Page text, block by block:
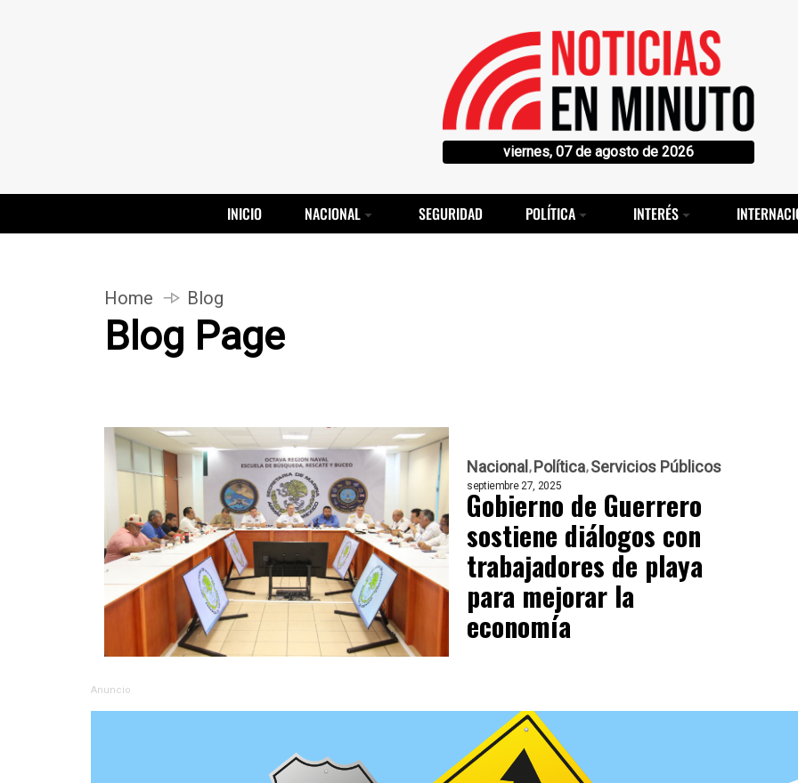
viernes, 07 de agosto de 2026
INICIO NACIONAL SEGURIDAD POLÍTICA INTERÉS
Home Blog
Blog Page
Nacional Política Servicios Públicos
septiembre 27, 2025
Gobierno de Guerrero
sostiene diálogos con
trabajadores de playa
para mejorar la
economía
Anuncio